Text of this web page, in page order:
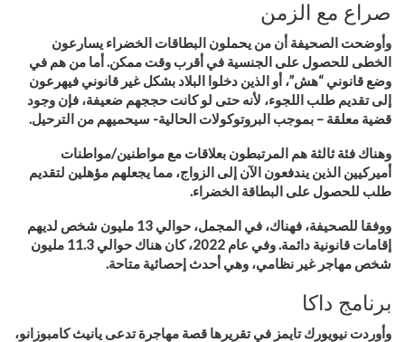
صراع مع الزمن
وأوضحت الصحيفة أن من يحملون البطاقات الخضراء يسارعون
الخطى للحصول على الجنسية في أقرب وقت ممكن. أما من هم في
وضع قانوني “هش”، أو الذين دخلوا البلاد بشكل غير قانوني فيهرعون
إلى تقديم طلب اللجوء، لأنه حتى لو كانت حججهم ضعيفة، فإن وجود
قضية معلقة – بموجب البروتوكولات الحالية- سيحميهم من الترحيل.
وهناك فئة ثالثة هم المرتبطون بعلاقات مع مواطنين/مواطنات
أميركيين الذين يندفعون الآن إلى الزواج، مما يجعلهم مؤهلين لتقديم
طلب للحصول على البطاقة الخضراء.
ووفقا للصحيفة، فهناك، في المجمل، حوالي 13 مليون شخص لديهم
إقامات قانونية دائمة. وفي عام 2022، كان هناك حوالي 11.3 مليون
شخص مهاجر غير نظامي، وهي أحدث إحصائية متاحة.
برنامج داكا
وأوردت نيويورك تايمز في تقريرها قصة مهاجرة تدعى يانيث كامبوزانو،